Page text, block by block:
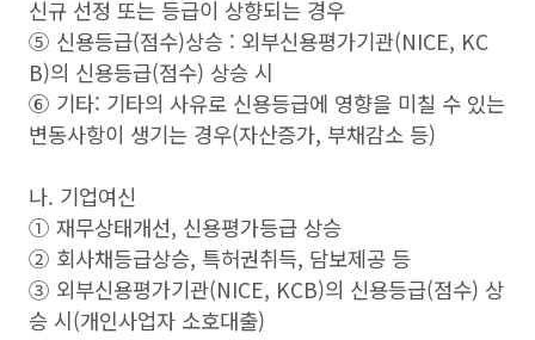
신규 선정 또는 등급이 상향되는 경우
⑤ 신용등급(점수)상승 : 외부신용평가기관(NICE, KC
B)의 신용등급(점수) 상승 시
⑥ 기타: 기타의 사유로 신용등급에 영향을 미칠 수 있는
변동사항이 생기는 경우(자산증가, 부채감소 등)
나. 기업여신
① 재무상태개선, 신용평가등급 상승
② 회사채등급상승, 특허권취득, 담보제공 등
③ 외부신용평가기관(NICE, KCB)의 신용등급(점수) 상
승 시(개인사업자 소호대출)